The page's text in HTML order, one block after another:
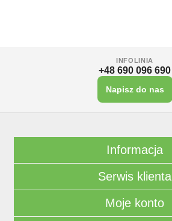
INFOLINIA
+48 690 096 690
Napisz do nas
Informacja
Serwis klienta
Moje konto